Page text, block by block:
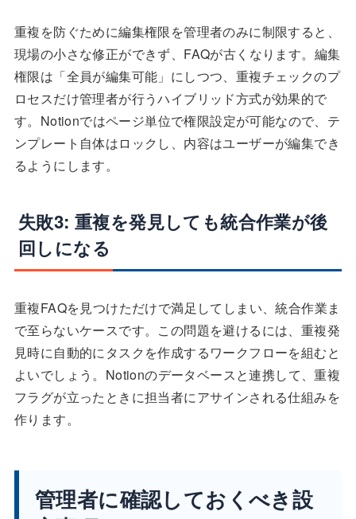
重複を防ぐために編集権限を管理者のみに制限すると、
現場の小さな修正ができず、FAQが古くなります。編集
権限は「全員が編集可能」にしつつ、重複チェックのプ
ロセスだけ管理者が行うハイブリッド方式が効果的で
す。Notionではページ単位で権限設定が可能なので、テ
ンプレート自体はロックし、内容はユーザーが編集でき
るようにします。
失敗3: 重複を発見しても統合作業が後
回しになる
重複FAQを見つけただけで満足してしまい、統合作業ま
で至らないケースです。この問題を避けるには、重複発
見時に自動的にタスクを作成するワークフローを組むと
よいでしょう。Notionのデータベースと連携して、重複
フラグが立ったときに担当者にアサインされる仕組みを
作ります。
管理者に確認しておくべき設